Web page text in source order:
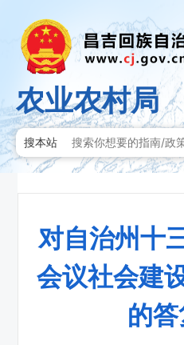
农业农村局
搜本站
对自治州十
会议社会建
的